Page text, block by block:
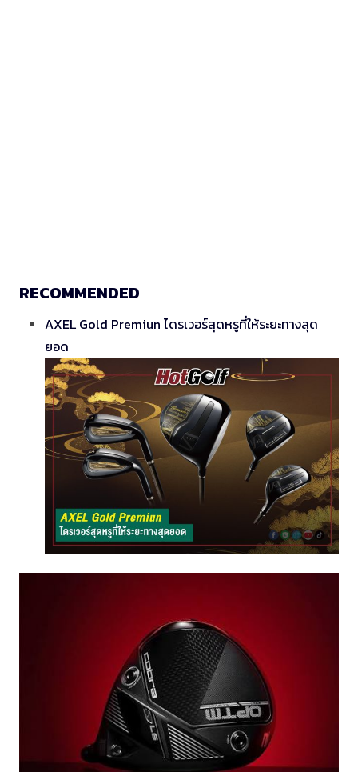
RECOMMENDED
AXEL Gold Premiun ไดรเวอร์สุดหรูที่ให้ระยะทางสุด
ยอด